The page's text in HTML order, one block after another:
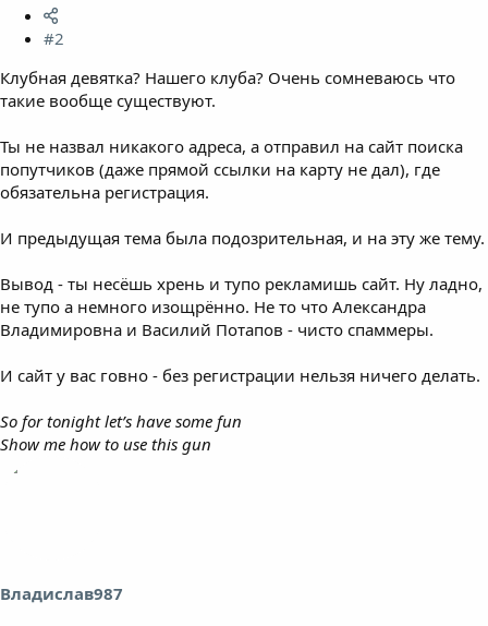
#2
Клубная девятка? Нашего клуба? Очень сомневаюсь что
такие вообще существуют.
Ты не назвал никакого адреса, а отправил на сайт поиска
попутчиков (даже прямой ссылки на карту не дал), где
обязательна регистрация.
И предыдущая тема была подозрительная, и на эту же тему.
Вывод - ты несёшь хрень и тупо рекламишь сайт. Ну ладно,
не тупо а немного изощрённо. Не то что Александра
Владимировна и Василий Потапов - чисто спаммеры.
И сайт у вас говно - без регистрации нельзя ничего делать.
So for tonight let’s have some fun
Show me how to use this gun
Владислав987